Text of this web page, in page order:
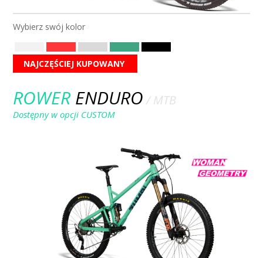
Wybierz swój kolor
NAJCZĘŚCIEJ KUPOWANY
ROWER ENDURO / MTB
Dostępny w opcji CUSTOM